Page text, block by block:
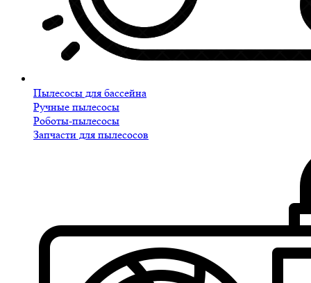
Пылесосы для бассейна
Ручные пылесосы
Роботы-пылесосы
Запчасти для пылесосов